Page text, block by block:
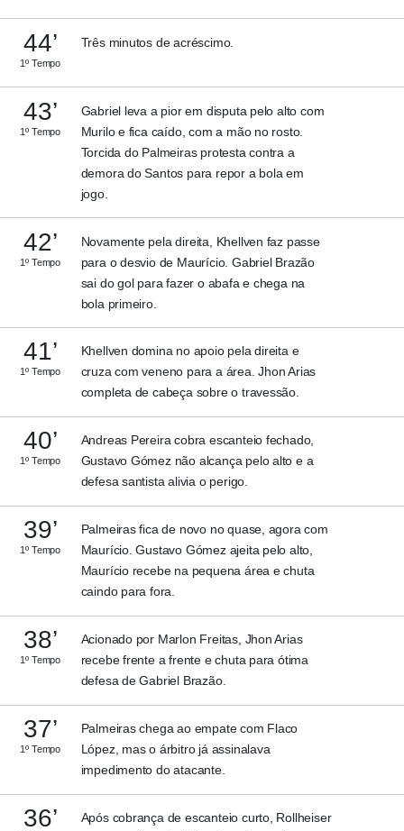
44’
1º Tempo
Três minutos de acréscimo.
43’
1º Tempo
Gabriel leva a pior em disputa pelo alto com
Murilo e fica caído, com a mão no rosto.
Torcida do Palmeiras protesta contra a
demora do Santos para repor a bola em
jogo.
42’
1º Tempo
Novamente pela direita, Khellven faz passe
para o desvio de Maurício. Gabriel Brazão
sai do gol para fazer o abafa e chega na
bola primeiro.
41’
1º Tempo
Khellven domina no apoio pela direita e
cruza com veneno para a área. Jhon Arias
completa de cabeça sobre o travessão.
40’
1º Tempo
Andreas Pereira cobra escanteio fechado,
Gustavo Gómez não alcança pelo alto e a
defesa santista alivia o perigo.
39’
1º Tempo
Palmeiras fica de novo no quase, agora com
Maurício. Gustavo Gómez ajeita pelo alto,
Maurício recebe na pequena área e chuta
caindo para fora.
38’
1º Tempo
Acionado por Marlon Freitas, Jhon Arias
recebe frente a frente e chuta para ótima
defesa de Gabriel Brazão.
37’
1º Tempo
Palmeiras chega ao empate com Flaco
López, mas o árbitro já assinalava
impedimento do atacante.
36’
Após cobrança de escanteio curto, Rollheiser